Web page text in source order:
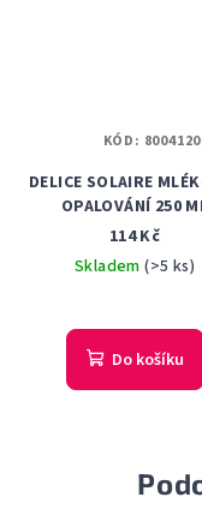
DELICE SOLAIRE
OPALOVÁNÍ 250
114 Kč
Skladem(>5 ks)
Do košíku
KÓD: